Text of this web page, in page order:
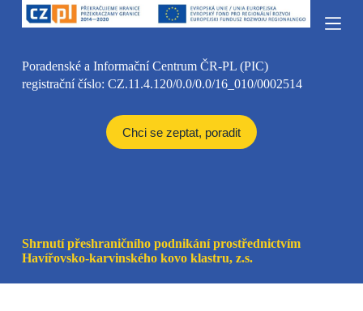
k
p
o
Poradenské a Informační Centrum ČR-PL (PIC)
registrační číslo: CZ.11.4.120/0.0/0.0/16_010/0002514
Chci se zeptat, poradit
Shrnutí přeshraničního podnikání prostřednictvím
Havířovsko-karvinského kovo klastru, z.s.